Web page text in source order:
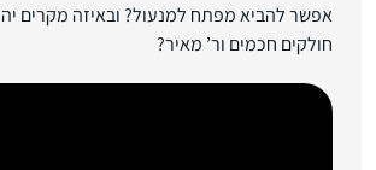
אפשר להביא מפתח למנעול? ובאיזה מקרים
חולקים חכמים ור’ מאיר?